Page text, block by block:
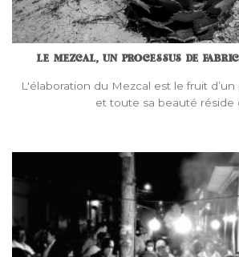
LE MEZCAL, UN PROCESSUS DE
L'élaboration du Mezcal est le fruit
et toute sa beauté réside